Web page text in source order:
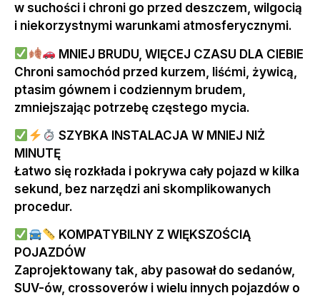
w suchości i chroni go przed deszczem, wilgocią
i niekorzystnymi warunkami atmosferycznymi.
MNIEJ BRUDU, WIĘCEJ CZASU DLA CIEBIE
Chroni samochód przed kurzem, liśćmi, żywicą,
ptasim gównem i codziennym brudem,
zmniejszając potrzebę częstego mycia.
SZYBKA INSTALACJA W MNIEJ NIŻ
MINUTĘ
Łatwo się rozkłada i pokrywa cały pojazd w kilka
sekund, bez narzędzi ani skomplikowanych
procedur.
KOMPATYBILNY Z WIĘKSZOŚCIĄ
POJAZDÓW
Zaprojektowany tak, aby pasował do sedanów,
SUV-ów, crossoverów i wielu innych pojazdów o